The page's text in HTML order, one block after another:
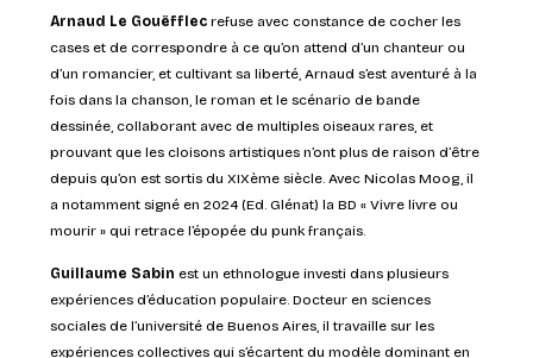
Arnaud Le Gouëfflec refuse avec constance de cocher les
cases et de correspondre à ce qu’on attend d’un chanteur ou
d’un romancier, et cultivant sa liberté, Arnaud s’est aventuré à la
fois dans la chanson, le roman et le scénario de bande
dessinée, collaborant avec de multiples oiseaux rares, et
prouvant que les cloisons artistiques n’ont plus de raison d’être
depuis qu’on est sortis du XIXème siècle. Avec Nicolas Moog, il
a notamment signé en 2024 (Ed. Glénat) la BD « Vivre livre ou
mourir » qui retrace l’épopée du punk français.
Guillaume Sabin est un ethnologue investi dans plusieurs
expériences d’éducation populaire. Docteur en sciences
sociales de l’université de Buenos Aires, il travaille sur les
expériences collectives qui s’écartent du modèle dominant en